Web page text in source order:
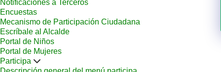
Notificaciones a Terceros
Encuestas
Mecanismo de Participación Ciudadana
Escríbale al Alcalde
Portal de Niños
Portal de Mujeres
Participa